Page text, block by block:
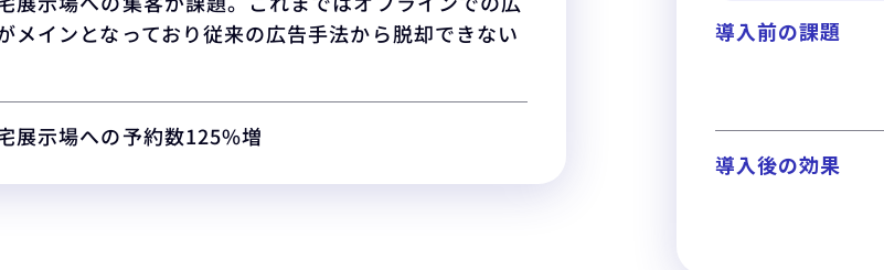
メインとなっており従来の広告手法から脱却できない
展示場への予約数125%増
導入前の課題
導入後の効果